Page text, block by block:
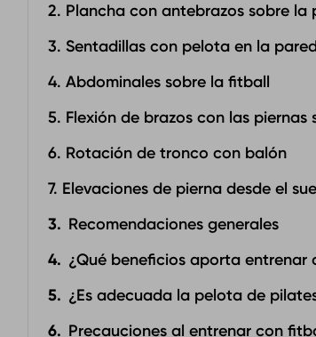
2. Plancha con antebrazos sobre la
3. Sentadillas con pelota en la
4. Abdominales sobre la fitball
5. Flexión de brazos con las
6. Rotación de tronco con balón
7. Elevaciones de pierna desde el
Recomendaciones generales
¿Qué beneficios aporta entrenar
¿Es adecuada la pelota de
Precauciones al entrenar con